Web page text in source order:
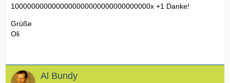
1000000000000000000000000000000000x +1 Danke!
Grüße
Oli
Al Bundy